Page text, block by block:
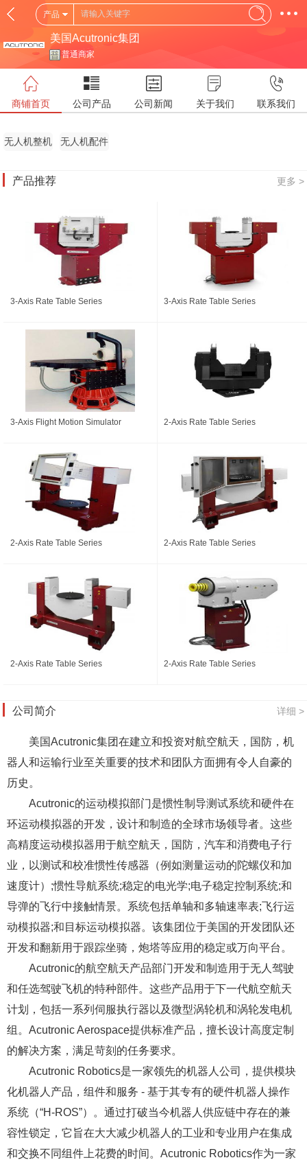
产品
美国Acutronic集团
普通商家
商铺首页 公司产品 公司新闻 关于我们 联系我们
无人机整机 无人机配件
产品推荐 更多 >
3-Axis Rate Table Series 3-Axis Rate Table Series
3-Axis Flight Motion Simulator 2-Axis Rate Table Series
2-Axis Rate Table Series 2-Axis Rate Table Series
2-Axis Rate Table Series 2-Axis Rate Table Series
公司简介 详细 >
美国Acutronic集团在建立和投资对航空航天，国防，机
器人和运输行业至关重要的技术和团队方面拥有令人自豪的
历史。
Acutronic的运动模拟部门是惯性制导测试系统和硬件在
环运动模拟器的开发，设计和制造的全球市场领导者。这些
高精度运动模拟器用于航空航天，国防，汽车和消费电子行
业，以测试和校准惯性传感器（例如测量运动的陀螺仪和加
速度计）;惯性导航系统;稳定的电光学;电子稳定控制系统;和
导弹的飞行中接触情景。系统包括单轴和多轴速率表;飞行运
动模拟器;和目标运动模拟器。该集团位于美国的开发团队还
开发和翻新用于跟踪坐骑，炮塔等应用的稳定或万向平台。
Acutronic的航空航天产品部门开发和制造用于无人驾驶
和任选驾驶飞机的特种部件。这些产品用于下一代航空航天
计划，包括一系列伺服执行器以及微型涡轮机和涡轮发电机
组。Acutronic Aerospace提供标准产品，擅长设计高度定制
的解决方案，满足苛刻的任务要求。
Acutronic Robotics是一家领先的机器人公司，提供模块
化机器人产品，组件和服务 - 基于其专有的硬件机器人操作
系统（“H-ROS”）。通过打破当今机器人供应链中存在的兼
容性锁定，它旨在大大减少机器人的工业和专业用户在集成
和交换不同组件上花费的时间。Acutronic Robotics作为一家